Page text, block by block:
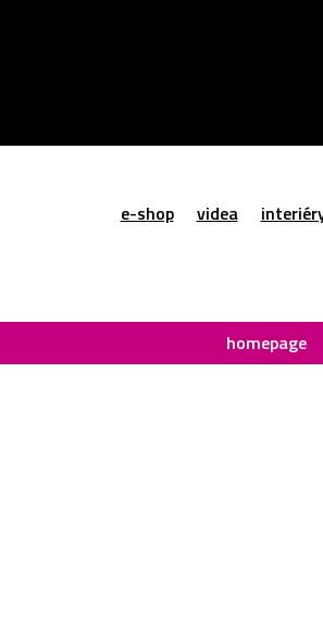
e-shop videa
homepage